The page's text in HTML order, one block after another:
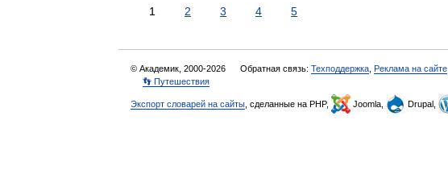
1 2 3 4 5
© Академик, 2000-2026 Обратная связь: Техподдержка Реклама на сайте
👣 Путешествия
Экспорт словарей на сайты , сделанные на PHP, Joomla, Drupal,